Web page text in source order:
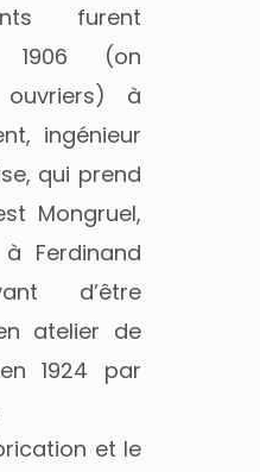
furent
1906 (on
à
ingénieur
qui prend
Mongruel,
Ferdinand
d’être
atelier de
1924 par
et le